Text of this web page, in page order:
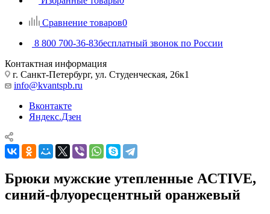
Сравнение товаров0
8 800 700-36-83бесплатный звонок по России
Контактная информация
г. Санкт-Петербург, ул. Студенческая, 26к1
info@kvantspb.ru
Вконтакте
Яндекс.Дзен
Брюки мужские утепленные ACTIVE,
синий-флуоресцентный оранжевый